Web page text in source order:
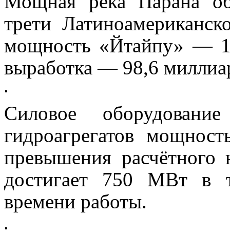
трети
мощность «Йтайпу» —
выработка — 98,6
Силовое
гидроагрегатов
превышения расчётного
достигает 750 МВт в
времени работы.